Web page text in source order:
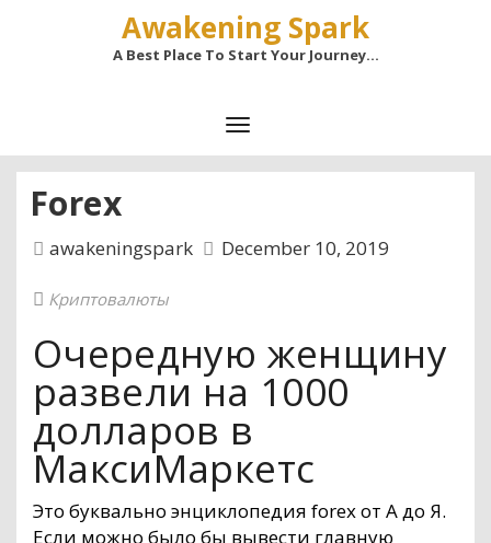
Awakening Spark
A Best Place To Start Your Journey…
Forex
awakeningspark December 10, 2019
Криптовалюты
Очередную женщину
развели на 1000
долларов в
МаксиМаркетс
Это буквально энциклопедия forex от А до Я.
Если можно было бы вывести главную